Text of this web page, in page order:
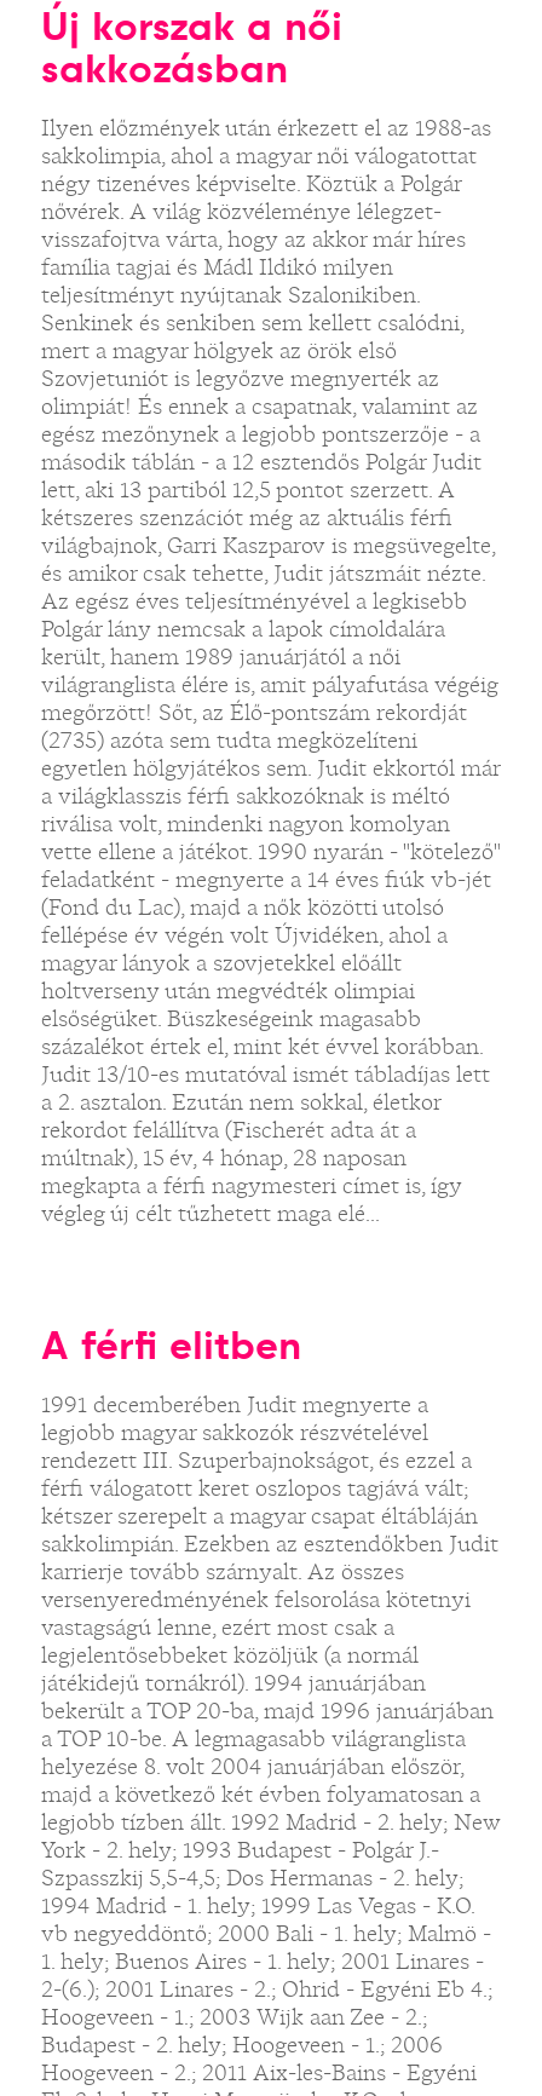
Új korszak a női
sakkozásban
Ilyen előzmények után érkezett el az 1988-as
sakkolimpia, ahol a magyar női válogatottat
négy tizenéves képviselte. Köztük a Polgár
nővérek. A világ közvéleménye lélegzet-
visszafojtva várta, hogy az akkor már híres
família tagjai és Mádl Ildikó milyen
teljesítményt nyújtanak Szalonikiben.
Senkinek és senkiben sem kellett csalódni,
mert a magyar hölgyek az örök első
Szovjetuniót is legyőzve megnyerték az
olimpiát! És ennek a csapatnak, valamint az
egész mezőnynek a legjobb pontszerzője - a
második táblán - a 12 esztendős Polgár Judit
lett, aki 13 partiból 12,5 pontot szerzett. A
kétszeres szenzációt még az aktuális férfi
világbajnok, Garri Kaszparov is megsüvegelte,
és amikor csak tehette, Judit játszmáit nézte.
Az egész éves teljesítményével a legkisebb
Polgár lány nemcsak a lapok címoldalára
került, hanem 1989 januárjától a női
világranglista élére is, amit pályafutása végéig
megőrzött! Sőt, az Élő-pontszám rekordját
(2735) azóta sem tudta megközelíteni
egyetlen hölgyjátékos sem. Judit ekkortól már
a világklasszis férfi sakkozóknak is méltó
riválisa volt, mindenki nagyon komolyan
vette ellene a játékot. 1990 nyarán - "kötelező"
feladatként - megnyerte a 14 éves fiúk vb-jét
(Fond du Lac), majd a nők közötti utolsó
fellépése év végén volt Újvidéken, ahol a
magyar lányok a szovjetekkel előállt
holtverseny után megvédték olimpiai
elsőségüket. Büszkeségeink magasabb
százalékot értek el, mint két évvel korábban.
Judit 13/10-es mutatóval ismét tábladíjas lett
a 2. asztalon. Ezután nem sokkal, életkor
rekordot felállítva (Fischerét adta át a
múltnak), 15 év, 4 hónap, 28 naposan
megkapta a férfi nagymesteri címet is, így
végleg új célt tűzhetett maga elé...
A férfi elitben
1991 decemberében Judit megnyerte a
legjobb magyar sakkozók részvételével
rendezett III. Szuperbajnokságot, és ezzel a
férfi válogatott keret oszlopos tagjává vált;
kétszer szerepelt a magyar csapat éltábláján
sakkolimpián. Ezekben az esztendőkben Judit
karrierje tovább szárnyalt. Az összes
versenyeredményének felsorolása kötetnyi
vastagságú lenne, ezért most csak a
legjelentősebbeket közöljük (a normál
játékidejű tornákról). 1994 januárjában
bekerült a TOP 20-ba, majd 1996 januárjában
a TOP 10-be. A legmagasabb világranglista
helyezése 8. volt 2004 januárjában először,
majd a következő két évben folyamatosan a
legjobb tízben állt. 1992 Madrid - 2. hely; New
York - 2. hely; 1993 Budapest - Polgár J.-
Szpasszkij 5,5-4,5; Dos Hermanas - 2. hely;
1994 Madrid - 1. hely; 1999 Las Vegas - K.O.
vb negyeddöntő; 2000 Bali - 1. hely; Malmö -
1. hely; Buenos Aires - 1. hely; 2001 Linares -
2-(6.); 2001 Linares - 2.; Ohrid - Egyéni Eb 4.;
Hoogeveen - 1.; 2003 Wijk aan Zee - 2.;
Budapest - 2. hely; Hoogeveen - 1.; 2006
Hoogeveen - 2.; 2011 Aix-les-Bains - Egyéni